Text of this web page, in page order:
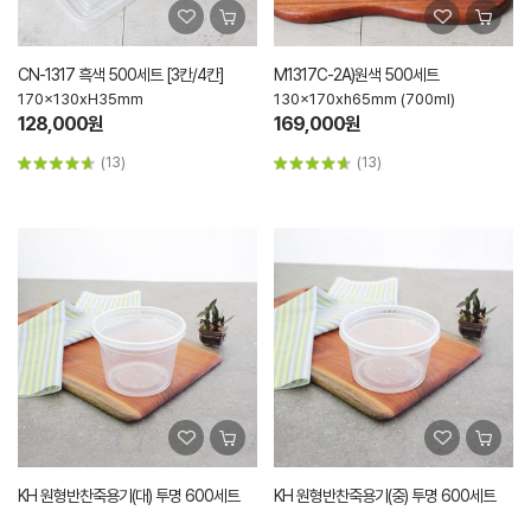
CN-1317 흑색 500세트 [3칸/4칸]
170x130xH35mm
128,000원
(13)
M1317C-2A)원색 500세트
130x170xh65mm (700ml)
169,000원
(13)
KH 원형반찬죽용기(대) 투명 600세트 KH 원형반찬죽용기(중) 투명 600세트